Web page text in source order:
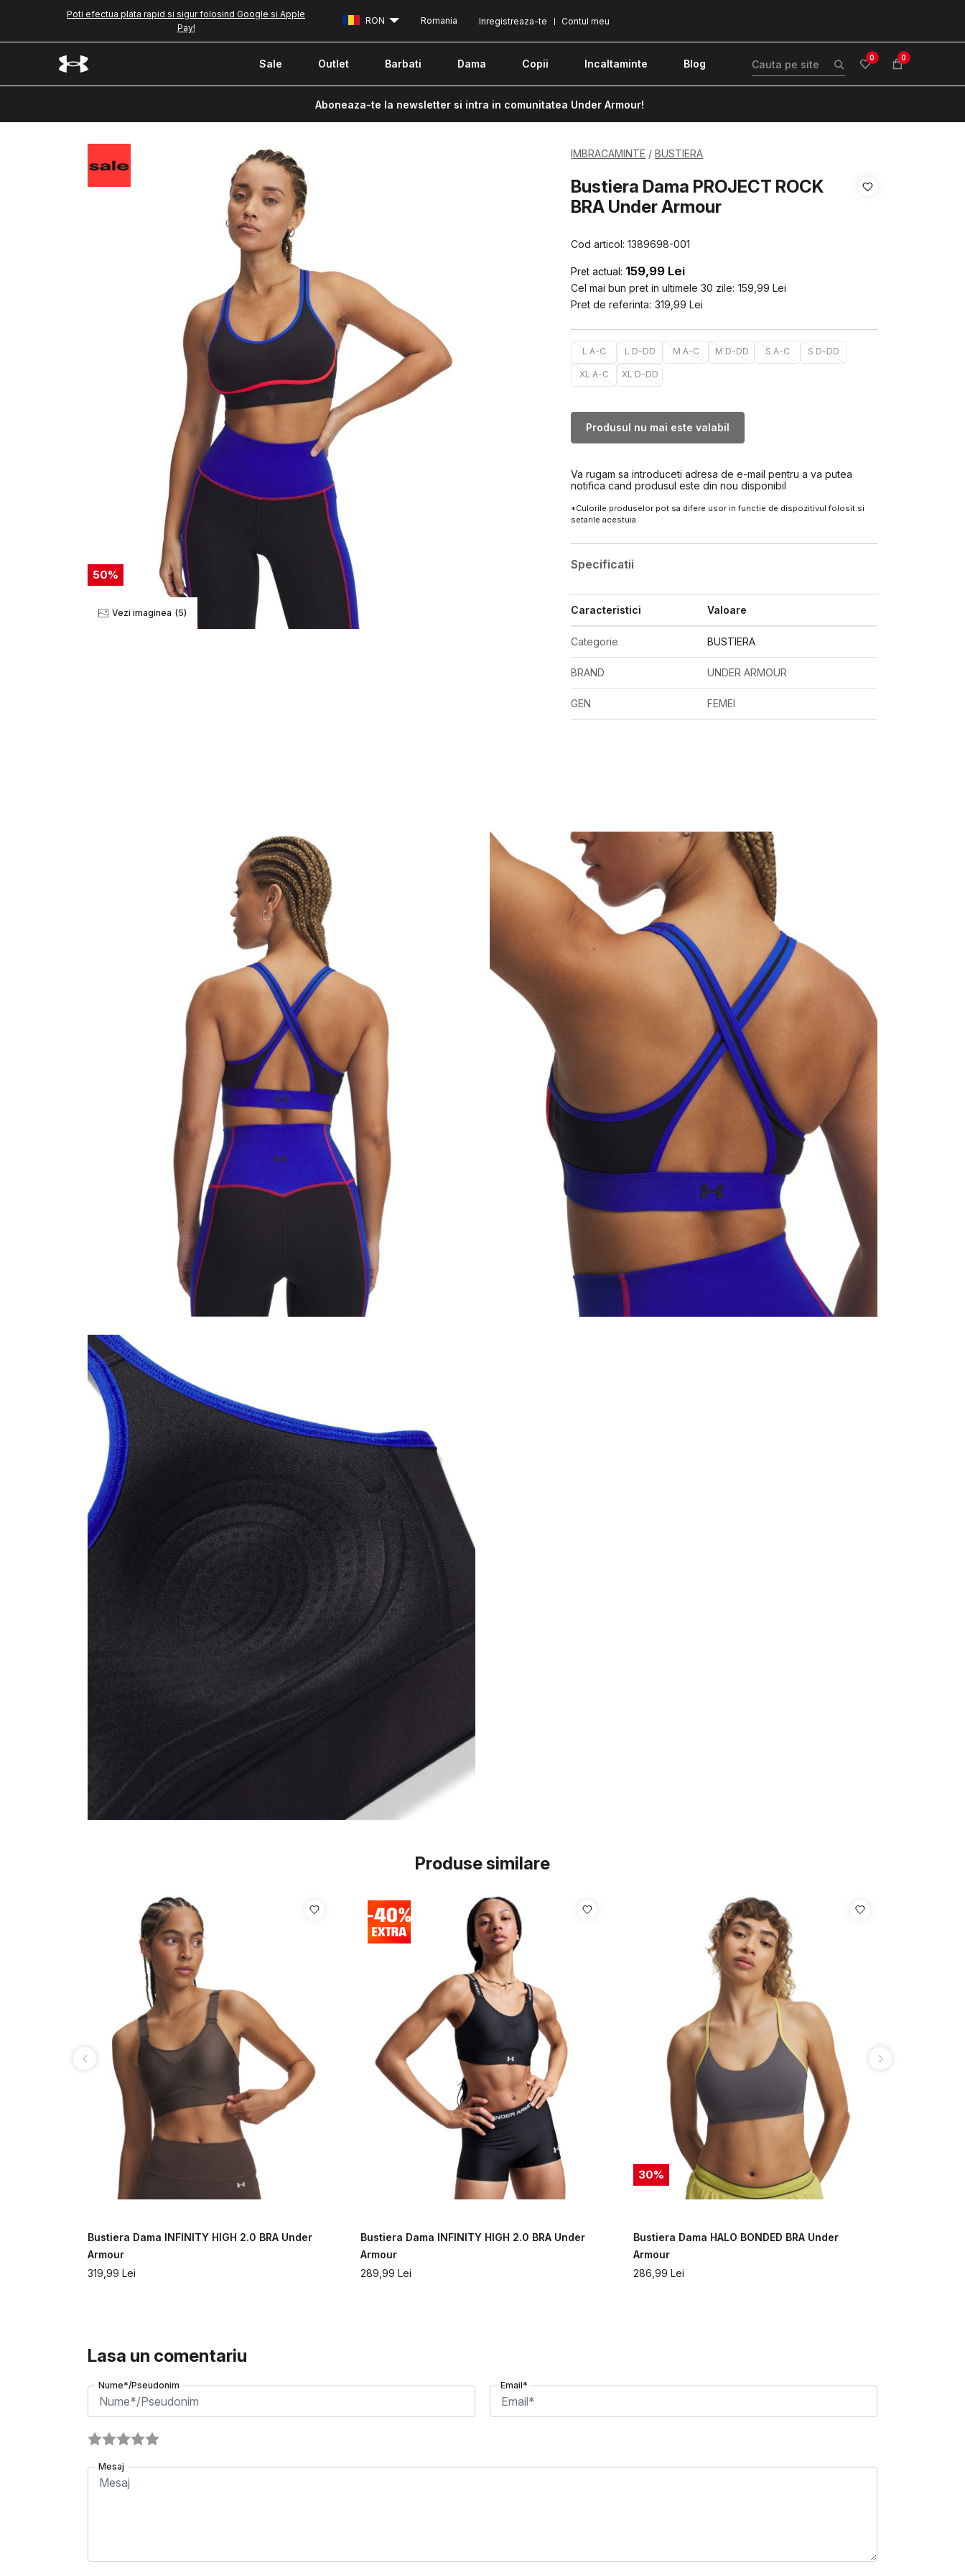
Poti efectua plata rapid si sigur folosind Google si Apple
Pay!
Contul meu
Inregistreaza-te
RON Romania
Sale Outlet Barbati Dama Copii Incaltaminte Blog 0 0
Aboneaza-te la newsletter si intra in comunitatea Under Armour!
50%
Vezi imaginea (5)
IMBRACAMINTE BUSTIERA
Bustiera Dama PROJECT ROCK
BRA Under Armour
Cod articol:1389698-001
Pret actual: 159,99 Lei
Cel mai bun pret in ultimele 30 zile: 159,99 Lei
Pret de referinta: 319,99 Lei
L A-C L D-DD M A-C M D-DD S A-C S D-DD
XL A-C XL D-DD
Produsul nu mai este valabil
Va rugam sa introduceti adresa de e-mail pentru a va putea
notifica cand produsul este din nou disponibil
*Culorile produselor pot sa difere usor in functie de dispozitivul folosit si
setarile acestuia.
Specificatii
Caracteristici Valoare
Categorie BUSTIERA
BRAND UNDER ARMOUR
GEN FEMEI
Produse similare
Bustiera Dama INFINITY HIGH 2.0 BRA Under
Armour
319,99 Lei
Bustiera Dama INFINITY HIGH 2.0 BRA Under
Armour
289,99 Lei
30%
Bustiera Dama HALO BONDED BRA Under
Armour
286,99 Lei
Lasa un comentariu
Nume*/Pseudonim Email*
Mesaj